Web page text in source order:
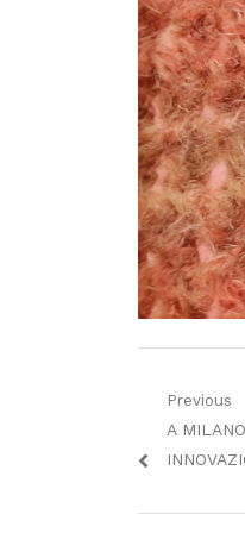
articoli
Previous
Previous
post:
A